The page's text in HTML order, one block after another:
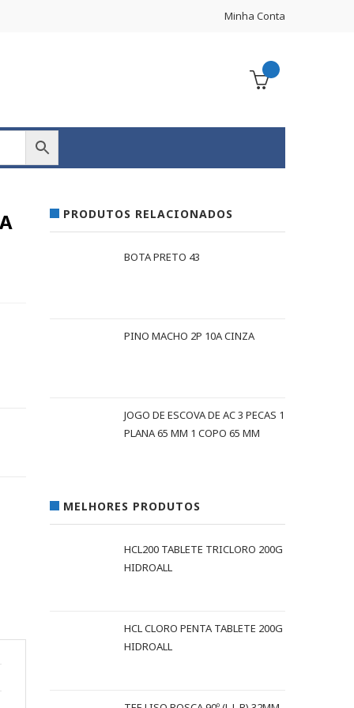
Minha Conta
PRODUTOS RELACIONADOS
BOTA PRETO 43
PINO MACHO 2P 10A CINZA
JOGO DE ESCOVA DE AC 3 PECAS 1
PLANA 65 MM 1 COPO 65 MM
MELHORES PRODUTOS
HCL200 TABLETE TRICLORO 200G
HIDROALL
HCL CLORO PENTA TABLETE 200G
HIDROALL